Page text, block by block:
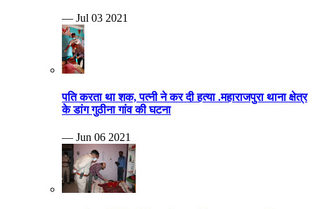
— Jul 03 2021
पति करता था शक, पत्नी ने कर दी हत्या .महाराजपुरा थाना क्षेत्र
के डांग गुठीना गांव की घटना
— Jun 06 2021